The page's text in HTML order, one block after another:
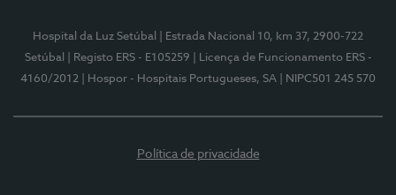
Hospital da Luz Setúbal
| Estrada Nacional 10, km 37, 2900-722
Setúbal
| Registo ERS - E105259
| Licença de Funcionamento ERS -
4160/2012
| Hospor - Hospitais Portugueses, SA | NIPC501 245 570
Política de privacidade